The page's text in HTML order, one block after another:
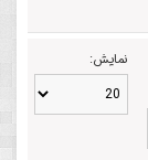
نمایش: